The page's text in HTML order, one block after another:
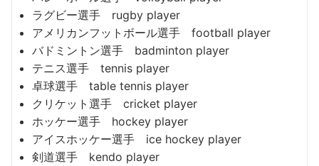
ラグビー選手 rugby player
アメリカンフットボール選手 football player
バドミントン選手 badminton player
テニス選手 tennis player
卓球選手 table tennis player
クリケット選手 cricket player
ホッケー選手 hockey player
アイスホッケー選手 ice hockey player
剣道選手 kendo player